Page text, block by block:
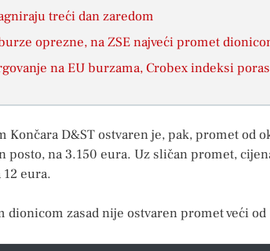
treći dan zaredom
oprezne, na ZSE najveći promet
na EU burzama, Crobex indeksi
Končara D&ST ostvaren je, pak, promet od
posto, na 3.150 eura. Uz sličan promet,
12 eura.
dionicom zasad nije ostvaren promet veći